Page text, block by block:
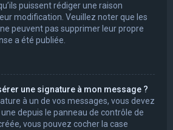
puissent rédiger une raison
modification. Veuillez noter que les
peuvent pas supprimer leur propre
a été publiée.
une signature à mon message ?
à un de vos messages, vous devez
depuis le panneau de contrôle de
vous pouvez cocher la case